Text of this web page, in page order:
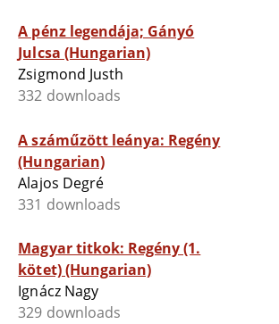
A pénz legendája; Gányó
Julcsa (Hungarian)
Zsigmond Justh
332 downloads
A száműzött leánya: Regény
(Hungarian)
Alajos Degré
331 downloads
Magyar titkok: Regény (1.
kötet) (Hungarian)
Ignácz Nagy
329 downloads